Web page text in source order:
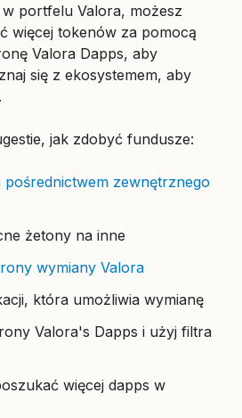
portfelu Valora, możesz
więcej tokenów za pomocą
Valora Dapps, aby
się z ekosystemem, aby
jak zdobyć fundusze:
pośrednictwem zewnętrznego
żetony na inne
wymiany Valora
która umożliwia wymianę
Valora's Dapps i użyj filtra
więcej dapps w